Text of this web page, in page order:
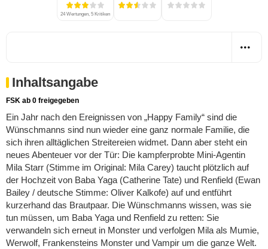
24 Wertungen, 5 Kritiken
Inhaltsangabe
FSK ab 0 freigegeben
Ein Jahr nach den Ereignissen von „Happy Family“ sind die
Wünschmanns sind nun wieder eine ganz normale Familie, die
sich ihren alltäglichen Streitereien widmet. Dann aber steht ein
neues Abenteuer vor der Tür: Die kampferprobte Mini­-Agentin
Mila Starr (Stimme im Original: Mila Carey) taucht plötzlich auf
der Hochzeit von Baba Yaga (Catherine Tate) und Renfield (Ewan
Bailey / deutsche Stimme: Oliver Kalkofe) auf und entführt
kurzerhand das Brautpaar. Die Wünschmanns wissen, was sie
tun müssen, um Baba Yaga und Renfield zu retten: Sie
verwandeln sich erneut in Monster und verfolgen Mila als Mumie,
Werwolf, Frankensteins Monster und Vampir um die ganze Welt.